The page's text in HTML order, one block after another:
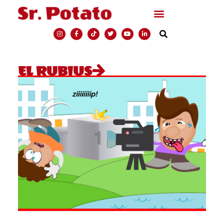
EL RUBIUS